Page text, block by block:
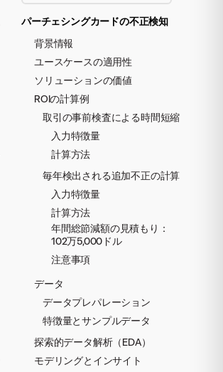
パーチェシングカードの不正検知
背景情報
ユースケースの適用性
ソリューションの価値
ROIの計算例
取引の事前検査による時間短縮
入力特徴量
計算方法
毎年検出される追加不正の計算
入力特徴量
計算方法
年間総節減額の見積もり：
102万5,000ドル
注意事項
データ
データプレパレーション
特徴量とサンプルデータ
探索的データ解析（EDA）
モデリングとインサイト